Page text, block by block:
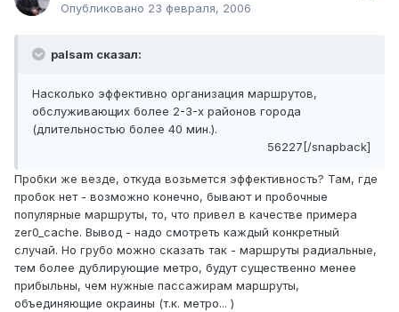
Опубликовано 23 февраля, 2006
palsam сказал:
Насколько эффективно организация маршрутов,
обслуживающих более 2-3-х районов города
(длительностью более 40 мин.).
56227[/snapback]
Пробки же везде, откуда возьмется эффективность? Там, где
пробок нет - возможно конечно, бывают и пробочные
популярные маршруты, то, что привел в качестве примера
zer0_cache. Вывод - надо смотреть каждый конкретный
случай. Но грубо можно сказать так - маршруты радиальные,
тем более дублирующие метро, будут существенно менее
прибыльны, чем нужные пассажирам маршруты,
объединяющие окраины (т.к. метро... )